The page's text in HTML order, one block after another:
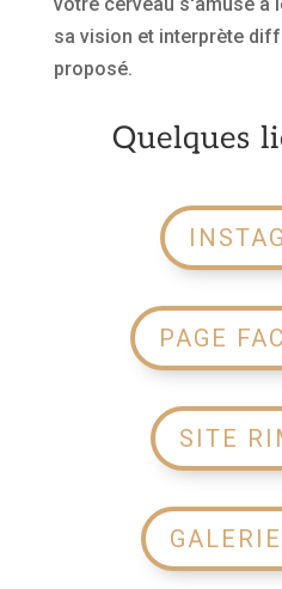
sa vision et interprète
proposé.
Quelques
PAGE
SITE